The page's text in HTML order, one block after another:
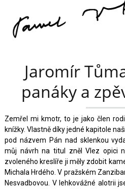
Jaromír
panáky a
Zemřel mi kmotr, to je jako člen
knížky. Vlastně díky jedné kapitole
pod názvem Pán nad sklenkou
můj návrh na titul zněl Vlez opici
zvoleného kreslíře ji měly zdobit
Michala Hrdého. V pražském
Nesvadbovou. V lehkovážné alotrii